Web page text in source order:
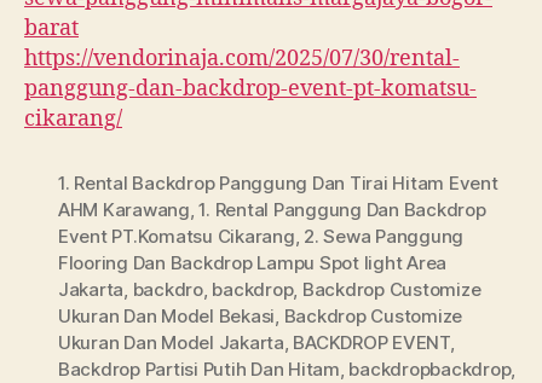
barat
https://vendorinaja.com/2025/07/30/rental-
panggung-dan-backdrop-event-pt-komatsu-
cikarang/
1. Rental Backdrop Panggung Dan Tirai Hitam Event
AHM Karawang,1. Rental Panggung Dan Backdrop
Event PT.Komatsu Cikarang, 2. Sewa Panggung
Flooring Dan Backdrop Lampu Spot light Area
Jakarta, backdro, backdrop, Backdrop Customize
Ukuran Dan Model Bekasi, Backdrop Customize
Ukuran Dan Model Jakarta, BACKDROP EVENT,
Backdrop Partisi Putih Dan Hitam, backdropbackdrop,